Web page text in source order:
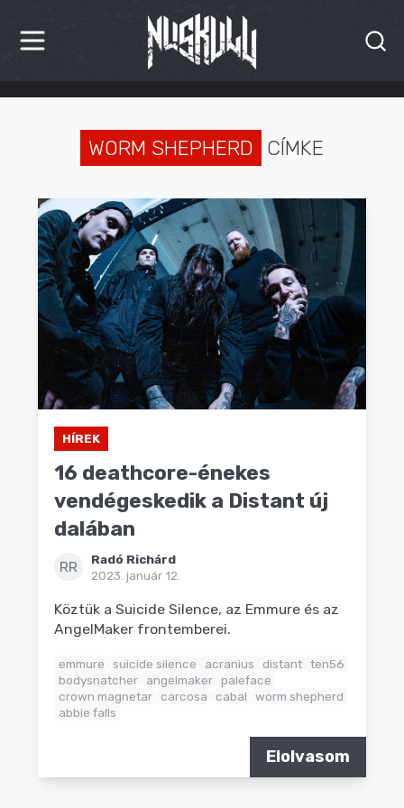
HÍREK
KRITIKÁK
INTERJÚK
PREMIEREK
KULT
MÁSVILÁG
BLOG
WORM SHEPHERD CÍMKE
HÍREK
16 deathcore-énekes
vendégeskedik a Distant új
dalában
RR
Radó Richárd
2023. január 12.
Köztük a Suicide Silence, az Emmure és az
AngelMaker frontemberei.
emmure suicide silence acranius distant ten56
bodysnatcher
angelmaker paleface
crown magnetar carcosa cabal
worm shepherd
abbie falls
Elolvasom